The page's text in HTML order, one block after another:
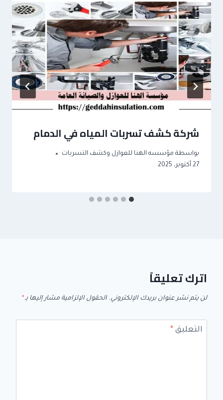
شركة كشف تسربات المياه في الدمام
بواسطة مؤسسه الهنا للعوازل وكشف التسربات
27 أكتوبر، 2025
اترك تعليقاً
لن يتم نشر عنوان بريدك الإلكتروني. الحقول الإلزامية مشار إليها بـ*
التعليق *